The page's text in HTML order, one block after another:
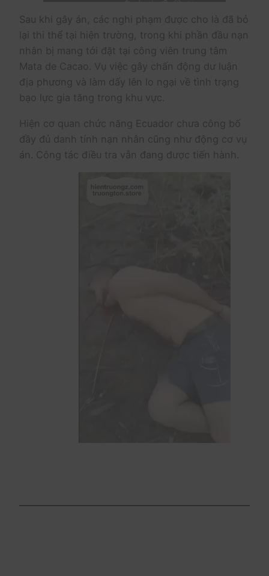
Sau khi gây án, các nghi phạm được cho là đã bỏ
lại thi thể tại hiện trường, trong khi phần đầu nạn
nhân bị mang tới đặt tại công viên trung tâm
Mata de Cacao. Vụ việc gây chấn động dư luận
địa phương và làm dấy lên lo ngại về tình trạng
bạo lực gia tăng trong khu vực.
Hiện cơ quan chức năng Ecuador chưa công bố
đầy đủ danh tính nạn nhân cũng như động cơ vụ
án. Công tác điều tra vẫn đang được tiến hành.